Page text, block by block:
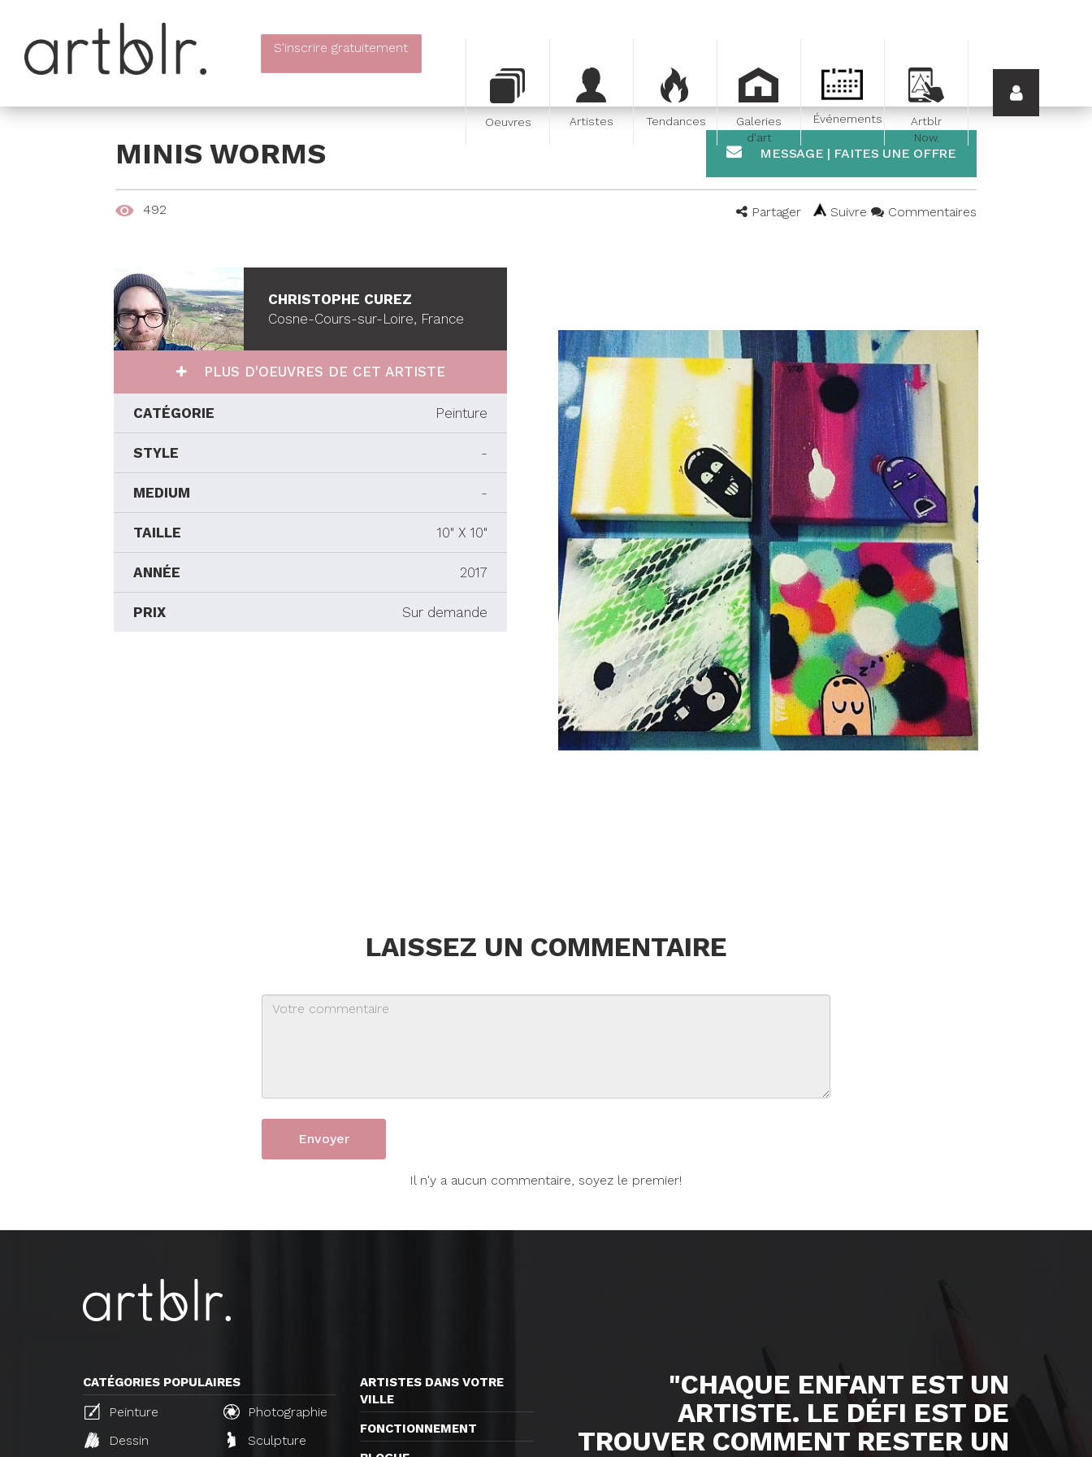
S'inscrire gratuitement
Oeuvres Artistes Tendances
Galeries
d'art
Événements
Artblr
Now.
MINIS WORMS MESSAGE | FAITES UNE OFFRE
492 Partager Suivre Commentaires
CHRISTOPHE CUREZ
Cosne-Cours-sur-Loire, France
PLUS D'OEUVRES DE CET ARTISTE
CATÉGORIE Peinture
STYLE -
MEDIUM -
TAILLE 10" X 10"
ANNÉE 2017
PRIX Sur demande
LAISSEZ UN COMMENTAIRE
Il n'y a aucun commentaire, soyez le premier!
CATÉGORIES POPULAIRES
Peinture
Photographie
Dessin
Sculpture
ARTISTES DANS VOTRE
VILLE
FONCTIONNEMENT
"CHAQUE ENFANT EST UN
ARTISTE. LE DÉFI EST DE
TROUVER COMMENT RESTER UN